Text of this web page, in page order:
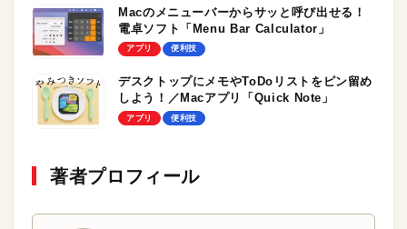
Macのメニューバーからサッと呼び出せる！
電卓ソフト「Menu Bar Calculator」
アプリ 便利技
デスクトップにメモやToDoリストをピン留め
しよう！／Macアプリ「Quick Note」
アプリ 便利技
著者プロフィール